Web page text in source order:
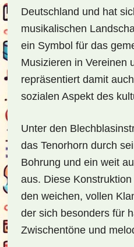
Deutschland und hat
musikalischen
ein Symbol für das
Musizieren in Vereinen
repräsentiert damit
sozialen Aspekt des
Unter den
das Tenorhorn durch
Bohrung und ein weit
aus. Diese
den weichen, vollen
der sich besonders für
Zwischentöne und